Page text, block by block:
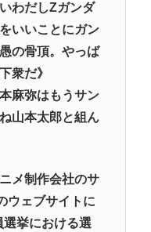
わだしZガンダ
いいことにガン
の骨頂。やっば
衆だ》
麻弥はもうサン
山本太郎と組ん
メ制作会社のサ
ウェブサイトに
選挙における選